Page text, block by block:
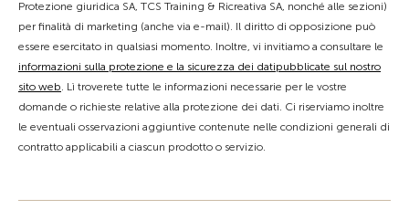
Protezione giuridica SA, TCS Training & Ricreativa SA, nonché alle sezioni)
per finalità di marketing (anche via e-mail). Il diritto di opposizione può
essere esercitato in qualsiasi momento. Inoltre, vi invitiamo a consultare le
informazioni sulla protezione e la sicurezza dei datipubblicate sul nostro
sito web. Lì troverete tutte le informazioni necessarie per le vostre
domande o richieste relative alla protezione dei dati. Ci riserviamo inoltre
le eventuali osservazioni aggiuntive contenute nelle condizioni generali di
contratto applicabili a ciascun prodotto o servizio.